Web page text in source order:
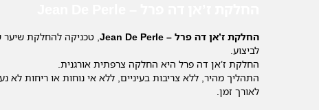
החלקת ז’אן דה פרל – Jean De Perle
, טכניקה להחלקת שיער
לביצוע.
החלקת ז’אן דה פרל היא החלקה צרפתית אורגנית.
התהליך מהיר, ללא צריבות בעיניים, ללא אי נוחות או ריחות
לאורך זמן.